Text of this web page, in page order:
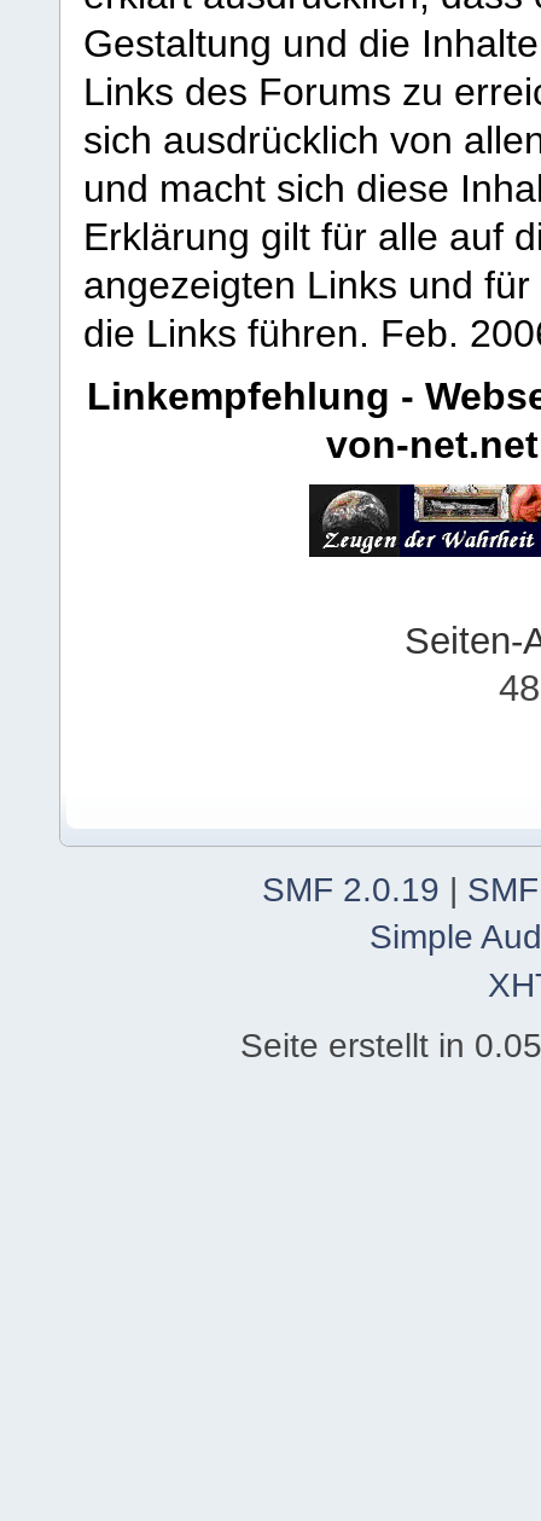
Gestaltung und die
Links des Forums zu
sich ausdrücklich von
und macht sich diese
Erklärung gilt für alle auf
angezeigten Links und
die Links führen. Feb.
Linkempfehlung -
von-net.net
Seiten-
SMF 2.0.19 |
Simple
Seite erstellt in